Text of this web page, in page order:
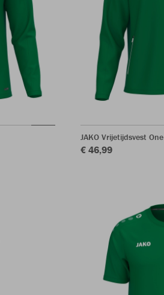
JAKO Vrijetijdsvest One
€ 46,99